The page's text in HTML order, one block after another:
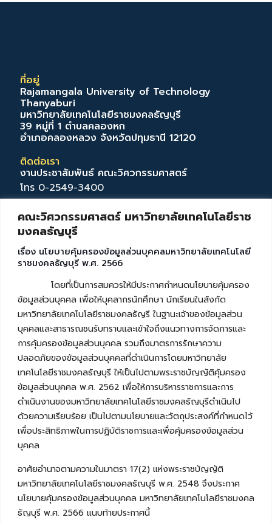
คณะวิศวกรรมศาสตร์ มหาวิทยาลัยเทคโนโลยีราช
มงคลธัญบุรี
เรื่อง นโยบายคุ้มครองข้อมูลส่วนบุคคลมหาวิทยาลัยเทคโนโลยี
ราชมงคลธัญบุรี พ.ศ. 2566
โดยที่เป็นการสมควรให้มีประกาศกำหนดนโยบายคุ้มครอง
ข้อมูลส่วนบุคคล เพื่อให้บุคลากรนักศึกษา นักเรียนในสังกัด
มหาวิทยาลัยเทคโนโลยีราชมงคลธัญรี ในฐานะเจ้าของข้อมูลส่วน
บุคคลและสาธารณชนรับทราบและเข้าใจถึงแนวทางการจัดการและ
การคุ้มครองข้อมูลส่วนบุคคล รวมถึงมาตรการรักษาความ
ปลอดภัยของข้อมูลส่วนบุคคลที่ดำเนินการโดยมหาวิทยาลัย
เทคโนโลยีราชมงคลธัญบุรี ให้เป็นไปตามพระราชบัญญัติคุ้มครอง
ข้อมูลส่วนบุคคล พ.ศ. 2562 เพื่อให้การบริหารราชการและการ
ดำเนินงานของมหาวิทยาลัยเทคโนโลยีราชมงคลธัญบุรีดำเนินไป
ด้วยความเรียบร้อย เป็นไปตามนโยบายและวัตถุประสงค์ที่กำหนดไว้
เพื่อประสิทธิภาพในการปฏิบัติราชการและเพื่อคุ้มครองข้อมูลส่วน
บุคคล
อาศัยอำนาจตามความในมาตรา 17(2) แห่งพระราชบัญญัติ
มหาวิทยาลัยเทคโนโลยีราชมงคลธัญบุรี พ.ศ. 2548 จึงประกาศ
นโยบายคุ้มครองข้อมูลส่วนบุคคล มหาวิทยาลัยเทคโนโลยีราชมงคล
ธัญบุรี พ.ศ. 2566 แนบท้ายประกาศนี้
ที่อยู่
Rajamangala University of Technology
Thanyaburi
มหาวิทยาลัยเทคโนโลยีราชมงคลธัญบุรี
39 หมู่ที่ 1 ตำบลคลองหก
อำเภอคลองหลวง จังหวัดปทุมธานี 12120
ติดต่อเรา
งานประชาสัมพันธ์ คณะวิศวกรรมศาสตร์
โทร 0-2549-3400
eng@en.rmutt.ac.th